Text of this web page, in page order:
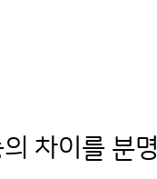
차이를 분